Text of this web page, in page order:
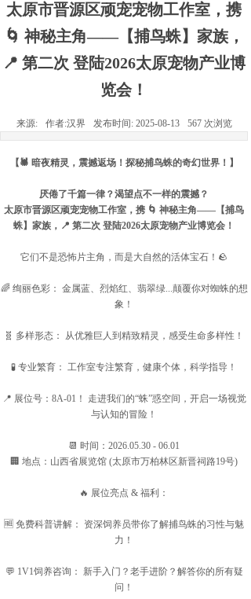
太原市晋源区顽宠宠物工作室，携
🌀 神秘主角——【捕鸟蛛】家族，
📍 第二次 登陆2026太原宠物产业博
览会！
来源: 作者:汉界 发布时间: 2025-08-13 567 次浏览
【🕷️ 暗夜精灵，震撼返场！探秘捕鸟蛛的奇幻世界！】
厌倦了千篇一律？渴望点不一样的震撼？
太原市晋源区顽宠宠物工作室，携 🌀 神秘主角——【捕鸟
蛛】家族，📍 第二次 登陆2026太原宠物产业博览会！
它们不是恐怖片主角，而是大自然的活体宝石！🪨
🌈 绚丽色彩： 金属蓝、烈焰红、翡翠绿...颠覆你对蜘蛛的想
象！
🧬 多样形态： 从优雅巨人到精致精灵，感受生命多样性！
🧪 专业繁育： 工作室专注繁育，健康个体，科学指导！
📍 展位号：8A-01！ 走进我们的“蛛”惑空间，开启一场视觉
与认知的冒险！
📆 时间：2026.05.30 - 06.01
🏢 地点：山西省展览馆 (太原市万柏林区新晋祠路19号)
🔥 展位亮点 & 福利：
🆓 免费科普讲解： 资深饲养员带你了解捕鸟蛛的习性与魅
力！
💬 1V1饲养咨询： 新手入门？老手进阶？解答你的所有疑
问！